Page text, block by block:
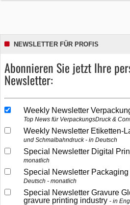
NEWSLETTER FÜR PROFIS
Abonnieren Sie jetzt Ihre
Newsletter:
Weekly Newsletter
Top News für VerpackungsDruck &
Weekly Newsletter Etiketten-
und Schmalbahndruck - in Deutsch
Special Newsletter Digital
monatlich
Special Newsletter
Deutsch - monatlich
Special Newsletter Gravure
gravure printing industry
in